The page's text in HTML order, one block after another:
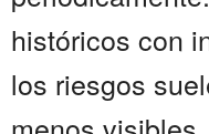
históricos con
los riesgos